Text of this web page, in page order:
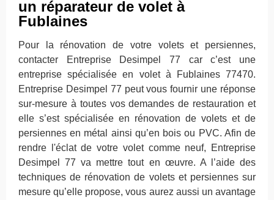
un réparateur de volet à
Fublaines
Pour la rénovation de votre volets et persiennes,
contacter Entreprise Desimpel 77 car c’est une
entreprise spécialisée en volet à Fublaines 77470.
Entreprise Desimpel 77 peut vous fournir une réponse
sur-mesure à toutes vos demandes de restauration et
elle s’est spécialisée en rénovation de volets et de
persiennes en métal ainsi qu’en bois ou PVC. Afin de
rendre l'éclat de votre volet comme neuf, Entreprise
Desimpel 77 va mettre tout en œuvre. A l’aide des
techniques de rénovation de volets et persiennes sur
mesure qu’elle propose, vous aurez aussi un avantage